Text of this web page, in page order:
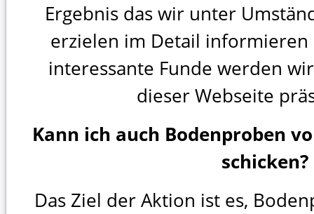
Ergebnis das wir unter
erzielen im Detail informieren
interessante Funde werden
dieser Webseite
Kann ich auch Bodenproben
schicken?
Das Ziel der Aktion ist es,